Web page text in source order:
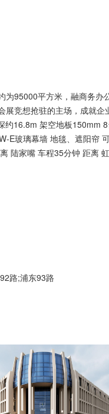
95000平方米，融商务办
竞想抢驻的主场，成就
16.8m 架空地板150mm
E玻璃幕墙 地毯、遮阳帘
陆家嘴 车程35分钟 距离
路;浦东93路